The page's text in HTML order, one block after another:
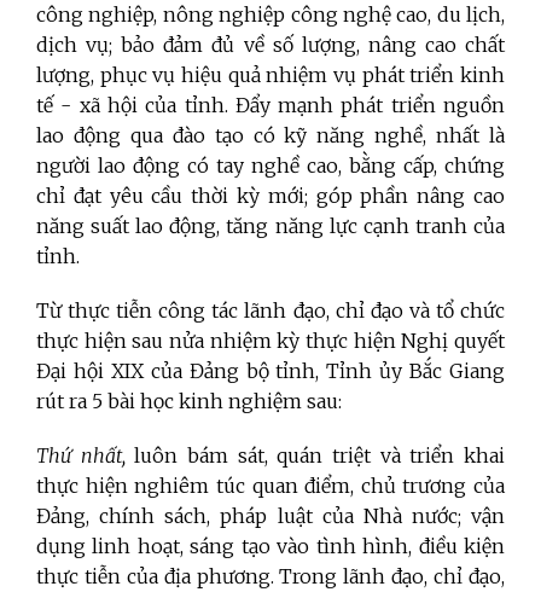
công nghiệp, nông nghiệp công nghệ cao, du lịch,
dịch vụ; bảo đảm đủ về số lượng, nâng cao chất
lượng, phục vụ hiệu quả nhiệm vụ phát triển kinh
tế - xã hội của tỉnh. Đẩy mạnh phát triển nguồn
lao động qua đào tạo có kỹ năng nghề, nhất là
người lao động có tay nghề cao, bằng cấp, chứng
chỉ đạt yêu cầu thời kỳ mới; góp phần nâng cao
năng suất lao động, tăng năng lực cạnh tranh của
tỉnh.
Từ thực tiễn công tác lãnh đạo, chỉ đạo và tổ chức
thực hiện sau nửa nhiệm kỳ thực hiện Nghị quyết
Đại hội XIX của Đảng bộ tỉnh, Tỉnh ủy Bắc Giang
rút ra 5 bài học kinh nghiệm sau:
Thứ nhất, luôn bám sát, quán triệt và triển khai
thực hiện nghiêm túc quan điểm, chủ trương của
Đảng, chính sách, pháp luật của Nhà nước; vận
dụng linh hoạt, sáng tạo vào tình hình, điều kiện
thực tiễn của địa phương. Trong lãnh đạo, chỉ đạo,